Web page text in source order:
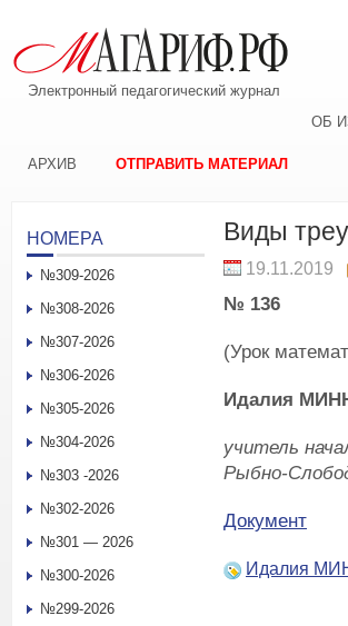
Электронный педагогический журнал
ОБ
АРХИВ ОТПРАВИТЬ МАТЕРИАЛ
Виды
19.11.2019
№ 136
(Урок
Идалия
учитель
Рыбно-
Документ
Идалия
НОМЕРА
№309-2026
№308-2026
№307-2026
№306-2026
№305-2026
№304-2026
№303 -2026
№302-2026
№301 — 2026
№300-2026
№299-2026